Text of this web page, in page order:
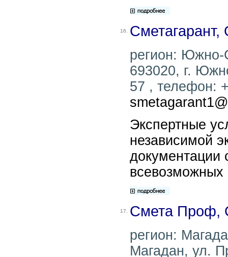
16.
регион: Южно-
693020, г.
57 , телефон:
Экспертные
независимой
документации
всевозможных
17. Смета
регион:
Магадан, ул.